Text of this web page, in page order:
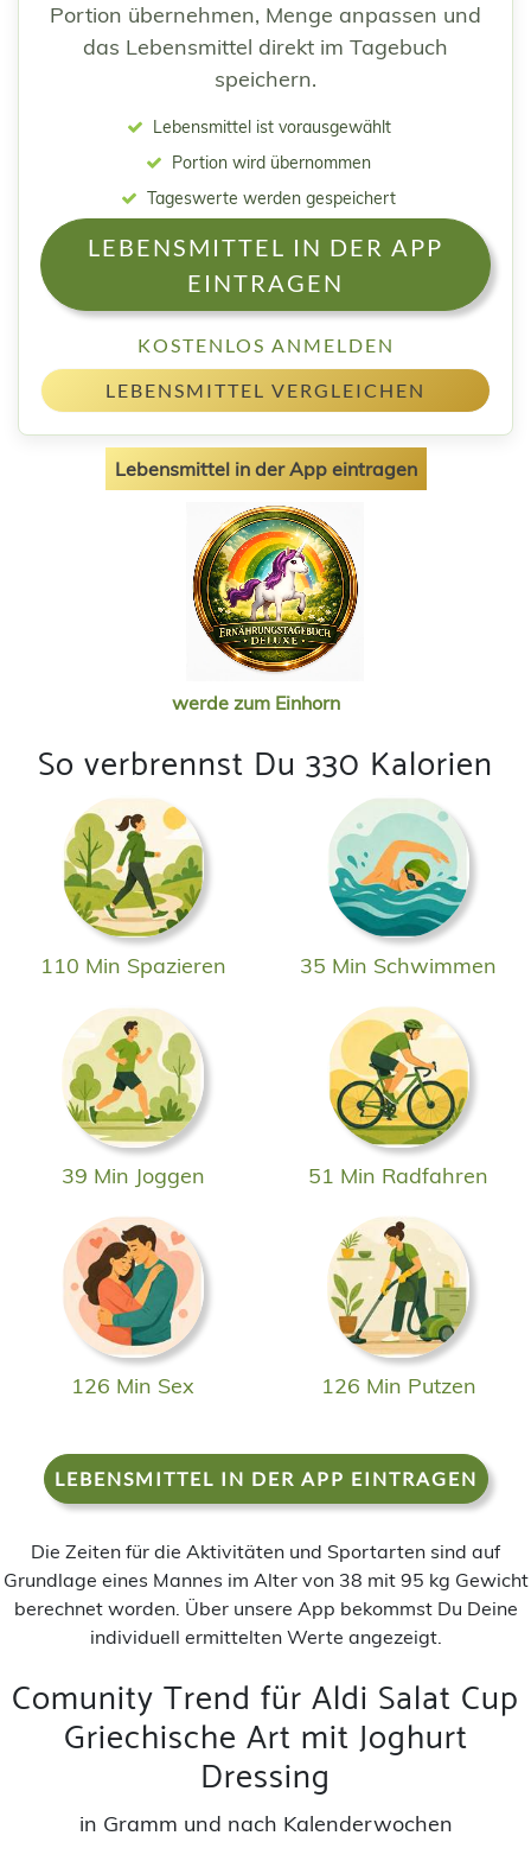
Portion übernehmen, Menge anpassen und
das Lebensmittel direkt im Tagebuch
speichern.
Lebensmittel ist vorausgewählt
Portion wird übernommen
Tageswerte werden gespeichert
LEBENSMITTEL IN DER APP
EINTRAGEN
KOSTENLOS ANMELDEN
LEBENSMITTEL VERGLEICHEN
Lebensmittel in der App eintragen
werde zum Einhorn
So verbrennst Du 330 Kalorien
110 Min Spazieren 35 Min Schwimmen
39 Min Joggen 51 Min Radfahren
126 Min Sex 126 Min Putzen
LEBENSMITTEL IN DER APP EINTRAGEN
Die Zeiten für die Aktivitäten und Sportarten sind auf
Grundlage eines Mannes im Alter von 38 mit 95 kg Gewicht
berechnet worden. Über unsere App bekommst Du Deine
individuell ermittelten Werte angezeigt.
Comunity Trend für Aldi Salat Cup
Griechische Art mit Joghurt
Dressing
in Gramm und nach Kalenderwochen